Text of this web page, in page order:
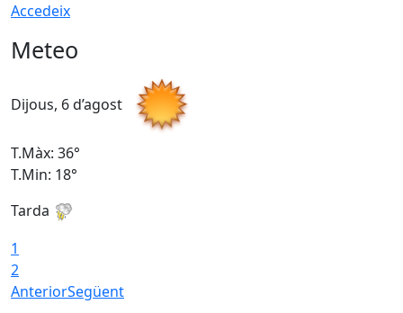
Accedeix
Meteo
Dijous, 6 d’agost
T.Màx: 36°
T.Min: 18°
Tarda
1
2
AnteriorSegüent